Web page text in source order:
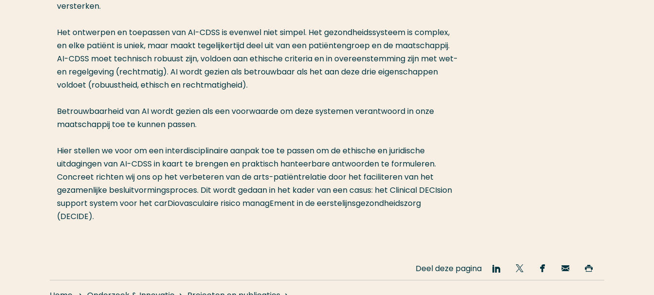
versterken.
Het ontwerpen en toepassen van AI-CDSS is evenwel niet simpel. Het gezondheidssysteem is complex,
en elke patiënt is uniek, maar maakt tegelijkertijd deel uit van een patiëntengroep en de maatschappij.
AI-CDSS moet technisch robuust zijn, voldoen aan ethische criteria en in overeenstemming zijn met wet-
en regelgeving (rechtmatig). AI wordt gezien als betrouwbaar als het aan deze drie eigenschappen
voldoet (robuustheid, ethisch en rechtmatigheid).
Betrouwbaarheid van AI wordt gezien als een voorwaarde om deze systemen verantwoord in onze
maatschappij toe te kunnen passen.
Hier stellen we voor om een interdisciplinaire aanpak toe te passen om de ethische en juridische
uitdagingen van AI-CDSS in kaart te brengen en praktisch hanteerbare antwoorden te formuleren.
Concreet richten wij ons op het verbeteren van de arts-patiëntrelatie door het faciliteren van het
gezamenlijke besluitvormingsproces. Dit wordt gedaan in het kader van een casus: het Clinical DECIsion
support system voor het carDiovasculaire risico managEment in de eerstelijnsgezondheidszorg
(DECIDE).
Deel deze pagina
Deel
op
Deel
op
Deel
op
Email
deze deze